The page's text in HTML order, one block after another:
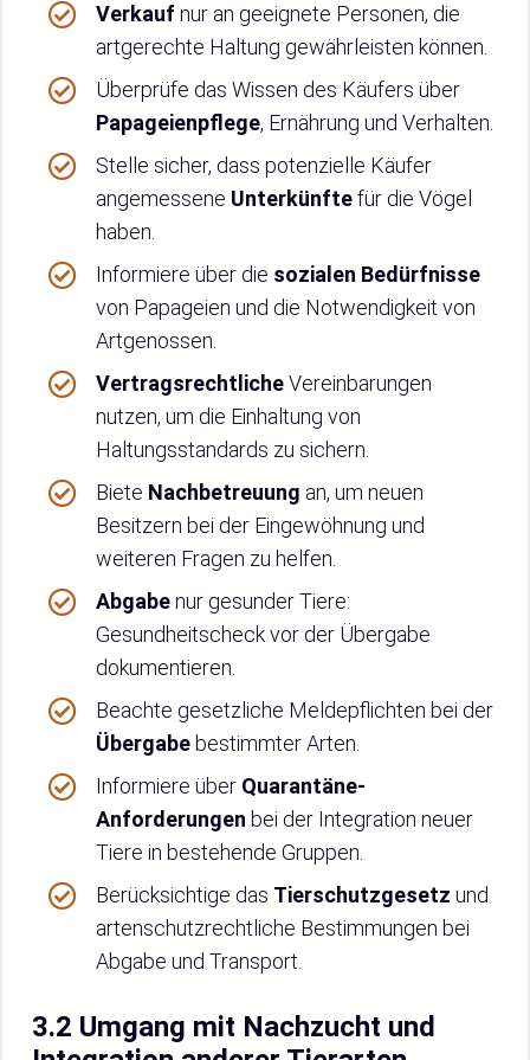
Verkauf nur an geeignete Personen, die
artgerechte Haltung gewährleisten können.
Überprüfe das Wissen des Käufers über
Papageienpflege, Ernährung und Verhalten.
Stelle sicher, dass potenzielle Käufer
angemessene Unterkünftefür die Vögel
haben.
Informiere über die sozialen Bedürfnisse
von Papageien und die Notwendigkeit von
Artgenossen.
VertragsrechtlicheVereinbarungen
nutzen, um die Einhaltung von
Haltungsstandards zu sichern.
Biete Nachbetreuung an, um neuen
Besitzern bei der Eingewöhnung und
weiteren Fragen zu helfen.
Abgabenur gesunder Tiere:
Gesundheitscheck vor der Übergabe
dokumentieren.
Beachte gesetzliche Meldepflichten bei der
Übergabe bestimmter Arten.
Informiere über Quarantäne-
Anforderungen bei der Integration neuer
Tiere in bestehende Gruppen.
Berücksichtige das Tierschutzgesetz und
artenschutzrechtliche Bestimmungen bei
Abgabe und Transport.
3.2 Umgang mit Nachzucht und